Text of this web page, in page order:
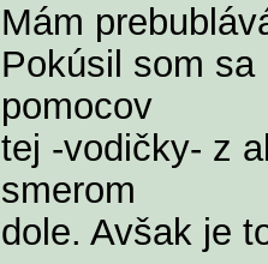
Mám
Pokúsil som
pomocov
tej -vodičky- z
smerom
dole. Avšak je